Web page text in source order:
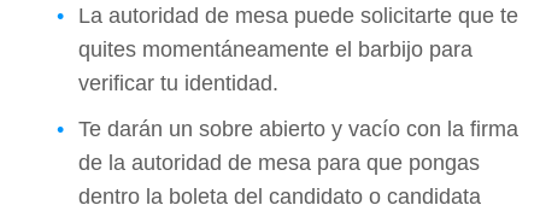
La autoridad de mesa puede solicitarte que te
quites momentáneamente el barbijo para
verificar tu identidad.
Te darán un sobre abierto y vacío con la firma
de la autoridad de mesa para que pongas
dentro la boleta del candidato o candidata